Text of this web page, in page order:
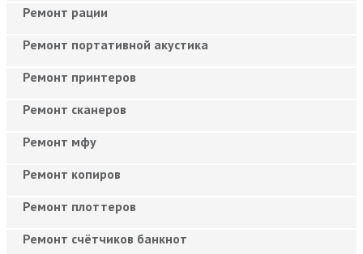
Ремонт рации
Ремонт портативной акустика
Ремонт принтеров
Ремонт сканеров
Ремонт мфу
Ремонт копиров
Ремонт плоттеров
Ремонт счётчиков банкнот